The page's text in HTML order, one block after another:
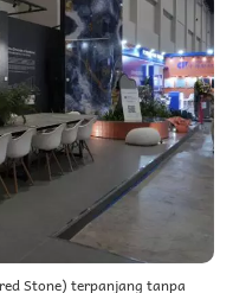
Stone) terpanjang tanpa